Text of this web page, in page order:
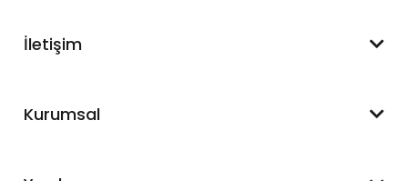
İletişim
WhatsApp Destek
Kurumsal
Hakkımızda